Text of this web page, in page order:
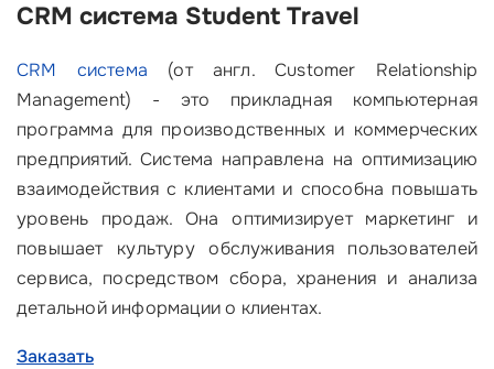
CRM система Student Travel
CRM система (от англ. Customer Relationship
Management) - это прикладная компьютерная
программа для производственных и коммерческих
предприятий. Система направлена на оптимизацию
взаимодействия с клиентами и способна повышать
уровень продаж. Она оптимизирует маркетинг и
повышает культуру обслуживания пользователей
сервиса, посредством сбора, хранения и анализа
детальной информации о клиентах.
Заказать